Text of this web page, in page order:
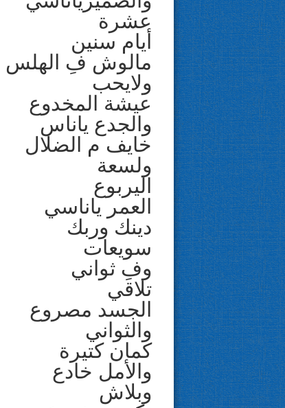
عشرة
أيام سنين
مالوش فِ الهلس
ولايحب
عيشة المخدوع
والجدع ياناس
خايف م الضلال
ولسعة
اليربوع
العمر ياناسي
دينك وربك
سويعات
وفِ ثواني
تلاقي
الجسد مصروع
والثواني
كمان كتيرة
والأمل خادع
وبلاش